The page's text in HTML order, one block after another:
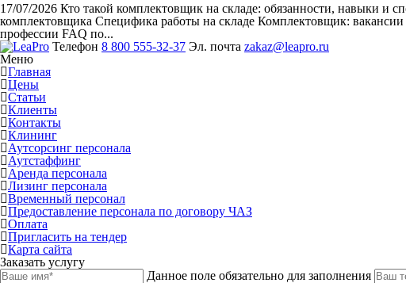
17/07/2026 Кто такой комплектовщик на складе: обязанности, навыки и
комплектовщика Специфика работы на складе Комплектовщик:
профессии FAQ по...
Телефон 8 800 555-32-37 Эл. почта zakaz@leapro.ru
Меню
Главная
Цены
Статьи
Клиенты
Контакты
Клининг
Аутсорсинг персонала
Аутстаффинг
Аренда персонала
Лизинг персонала
Временный персонал
Предоставление персонала по договору ЧАЗ
Оплата
Пригласить на тендер
Карта сайта
Заказать услугу
Данное поле обязательно для заполнения